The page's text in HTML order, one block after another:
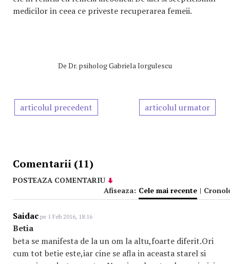
medicilor in ceea ce priveste recuperarea femeii.
De Dr. psiholog Gabriela Iorgulescu
articolul precedent articolul urmator
Comentarii (11)
POSTEAZA COMENTARIU
Afiseaza: Cele mai recente |
Saidac pe 1 Feb 2016, 18:16
Betia
beta se manifesta de la un om la altu,foarte diferit.Ori
cum tot betie este,iar cine se afla in aceasta starel si